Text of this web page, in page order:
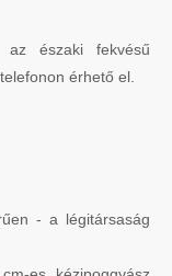
az északi fekvésű
érhető el.
- a légitársaság